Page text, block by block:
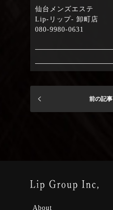
仙台メンズエステ
Lip-リップ- 卸町店
080-9980-0631
前の記事
About